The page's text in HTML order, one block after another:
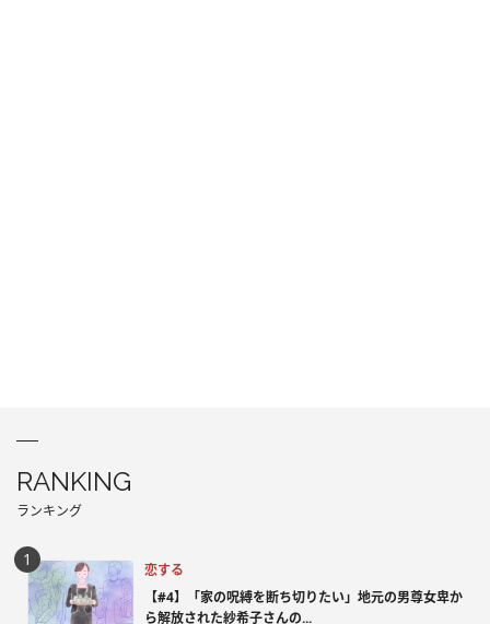
RANKING
ランキング
恋する
【#4】「家の呪縛を断ち切りたい」地元の男尊女卑か
ら解放された紗希子さんの...